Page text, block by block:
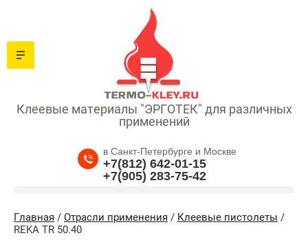
Клеевые материалы "ЭРГОТЕК" для различных
применений
в Санкт-Петербурге и Москве
+7(812) 642-01-15
+7(905) 283-75-42
Главная / Отрасли применения / Клеевые пистолеты /
REKA TR 50.40